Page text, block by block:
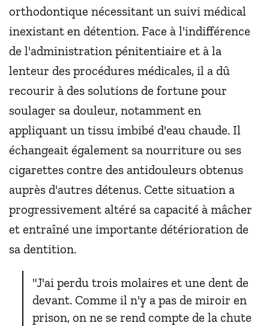
orthodontique nécessitant un suivi médical
inexistant en détention. Face à l'indifférence
de l'administration pénitentiaire et à la
lenteur des procédures médicales, il a dû
recourir à des solutions de fortune pour
soulager sa douleur, notamment en
appliquant un tissu imbibé d'eau chaude. Il
échangeait également sa nourriture ou ses
cigarettes contre des antidouleurs obtenus
auprès d'autres détenus. Cette situation a
progressivement altéré sa capacité à mâcher
et entraîné une importante détérioration de
sa dentition.
"J'ai perdu trois molaires et une dent de
devant. Comme il n'y a pas de miroir en
prison, on ne se rend compte de la chute